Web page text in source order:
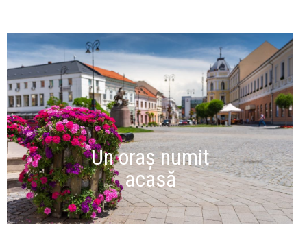
Un oraș numit
acasă